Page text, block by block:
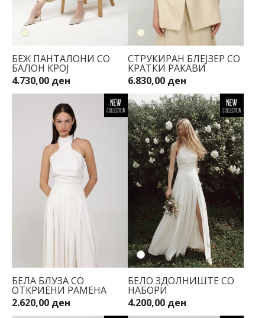
БЕЖ ПАНТАЛОНИ СО
БАЛОН КРОЈ
4.730,00 ден
СТРУКИРАН БЛЕЈЗЕР СО
КРАТКИ РАКАВИ
6.830,00 ден
БЕЛА БЛУЗА СО
ОТКРИЕНИ РАМЕНА
2.620,00 ден
БЕЛО ЗДОЛНИШТЕ СО
НАБОРИ
4.200,00 ден